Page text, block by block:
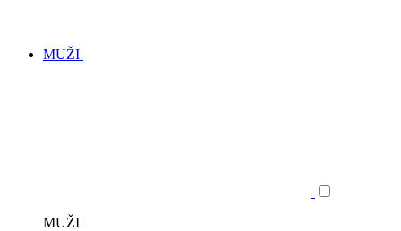
MUŽI
MUŽI